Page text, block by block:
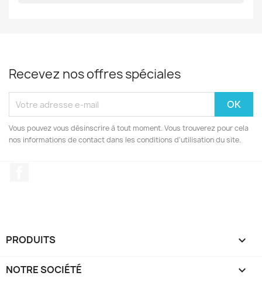
Recevez nos offres spéciales
Vous pouvez vous désinscrire à tout moment. Vous trouverez pour cela
nos informations de contact dans les conditions d'utilisation du site.
PRODUITS 
NOTRE SOCIÉTÉ 